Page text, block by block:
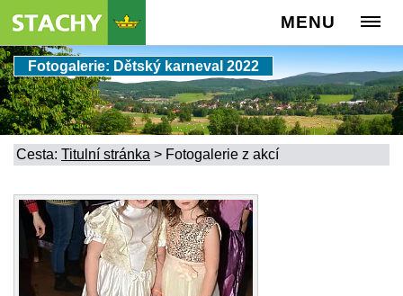
MENU
Fotogalerie: Dětský karneval 2022
Cesta: Titulní stránka > Fotogalerie z akcí